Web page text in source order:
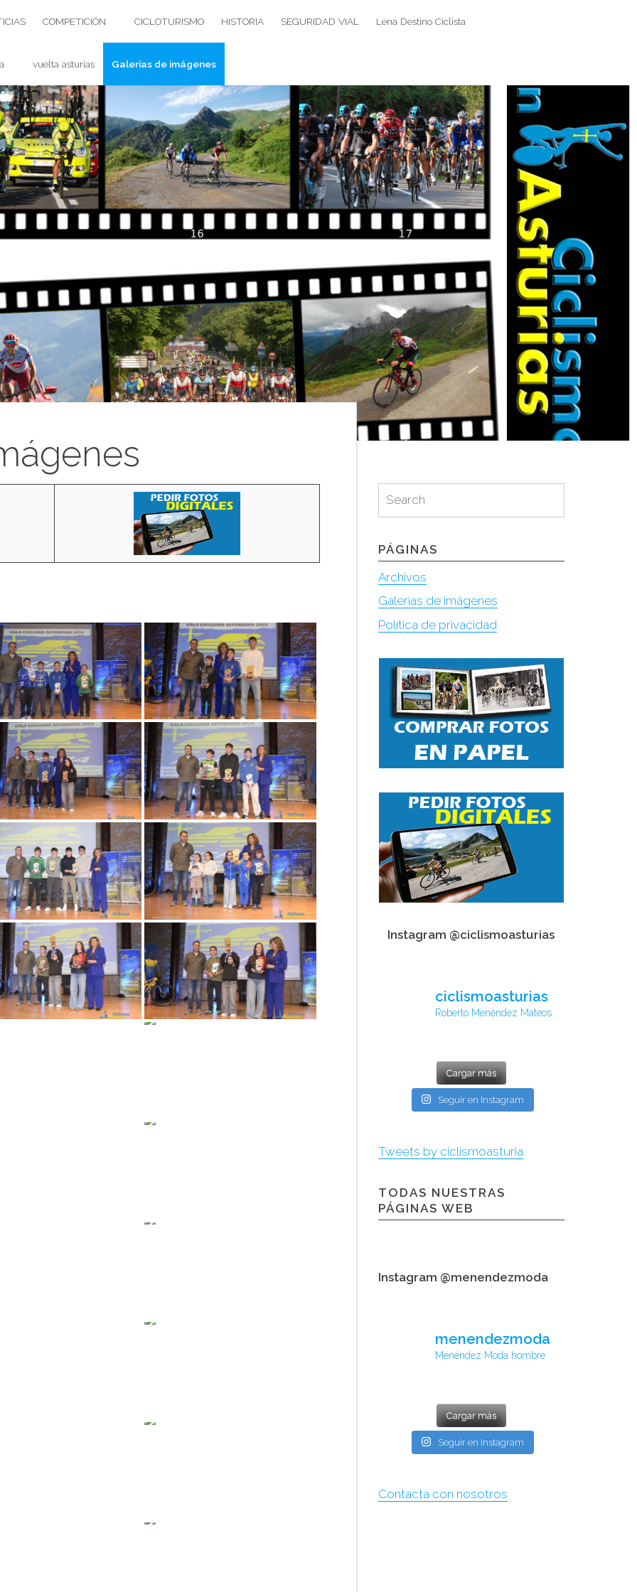
COMPETICIÓN CICLOTURISMO HISTORIA SEGURIDAD VIAL Lena Destino Ciclista
vuelta asturias Galerías de imágenes
for:
Search
PÁGINAS
Archivos
Galerías de imágenes
Política de privacidad
Instagram @ciclismoasturias
ciclismoasturias
Roberto Menéndez Mateos
Cargar más
Seguir en Instagram
Tweets by ciclismoasturia
TODAS NUESTRAS
PÁGINAS WEB
Instagram @menendezmoda
menendezmoda
Menéndez Moda hombre
Cargar más
Seguir en Instagram
Contacta con nosotros